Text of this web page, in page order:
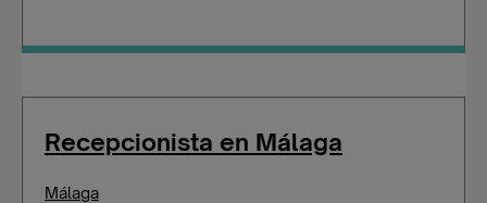
Recepcionista en Málaga
Málaga